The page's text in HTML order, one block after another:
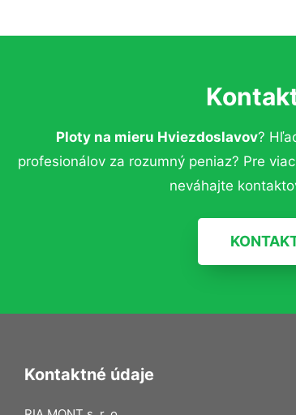
Ploty na mieru Hviezdoslavov?
profesionálov za rozumný peniaz? Pre
neváhajte
Kontaktné údaje